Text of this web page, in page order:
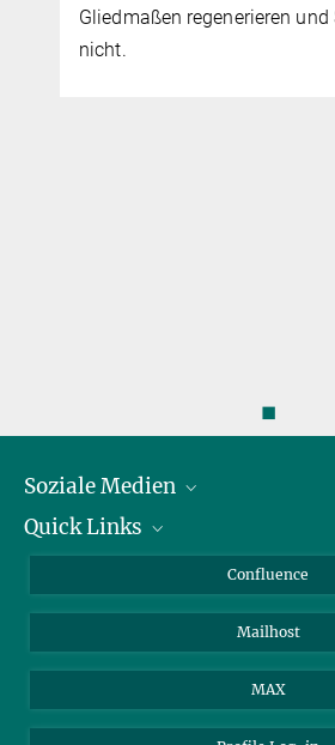
Gliedmaßen regenerieren und
nicht.
◼
Soziale Medien
LinkedIn
YouTube
Quick Links
Über Tiere in der Forschung
Ihr Weg zu uns
Confluence
Mailhost
MAX